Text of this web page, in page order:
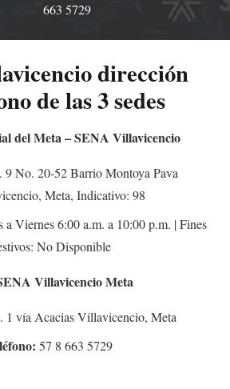
663 5729​
dirección
de las 3 sedes​
del Meta – SENA Villavicencio
9 No. 20-52 Barrio Montoya Pava
Meta, Indicativo: 98
a Viernes 6:00 a.m. a 10:00 p.m. | Fines
No Disponible
Villavicencio Meta
1 vía Acacias Villavicencio, Meta
57 8 663 5729